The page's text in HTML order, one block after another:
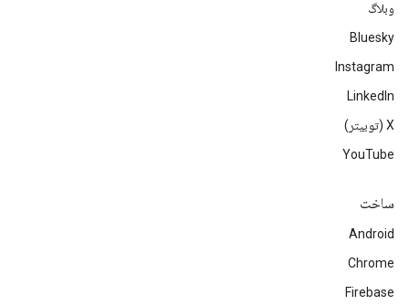
وبلاگ
Bluesky
Instagram
LinkedIn
‫X (توییتر)
YouTube
ساخت
Android
Chrome
Firebase